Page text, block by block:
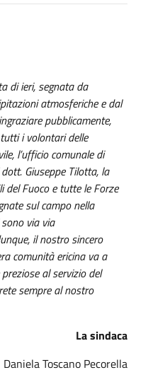
di ieri, segnata da
atmosferiche e dal
pubblicamente,
i volontari delle
l’ufficio comunale di
Giuseppe Tilotta, la
del Fuoco e tutte le Forze
sul campo nella
via via
il nostro sincero
comunità ericina va a
al servizio del
sempre al nostro
La sindaca
Daniela Toscano Pecorella